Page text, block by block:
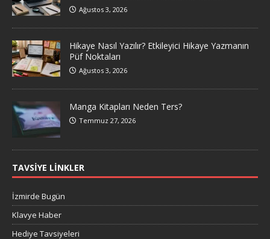
Ağustos 3, 2026
Hikaye Nasıl Yazılır? Etkileyici Hikaye Yazmanın
Püf Noktaları
Ağustos 3, 2026
Manga Kitapları Neden Ters?
Temmuz 27, 2026
TAVSIYE LINKLER
İzmirde Bugün
Klavye Haber
Hediye Tavsiyeleri